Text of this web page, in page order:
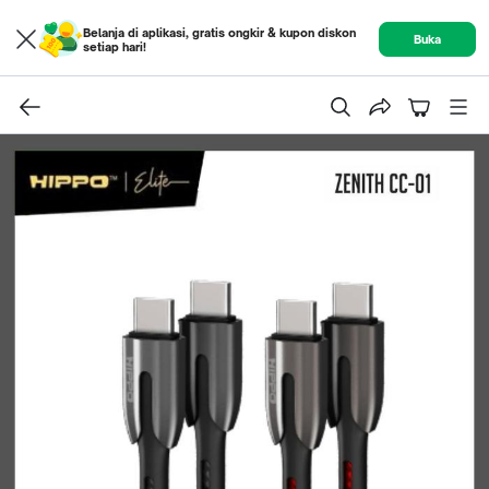
Belanja di aplikasi, gratis ongkir & kupon diskon
setiap hari!
Buka